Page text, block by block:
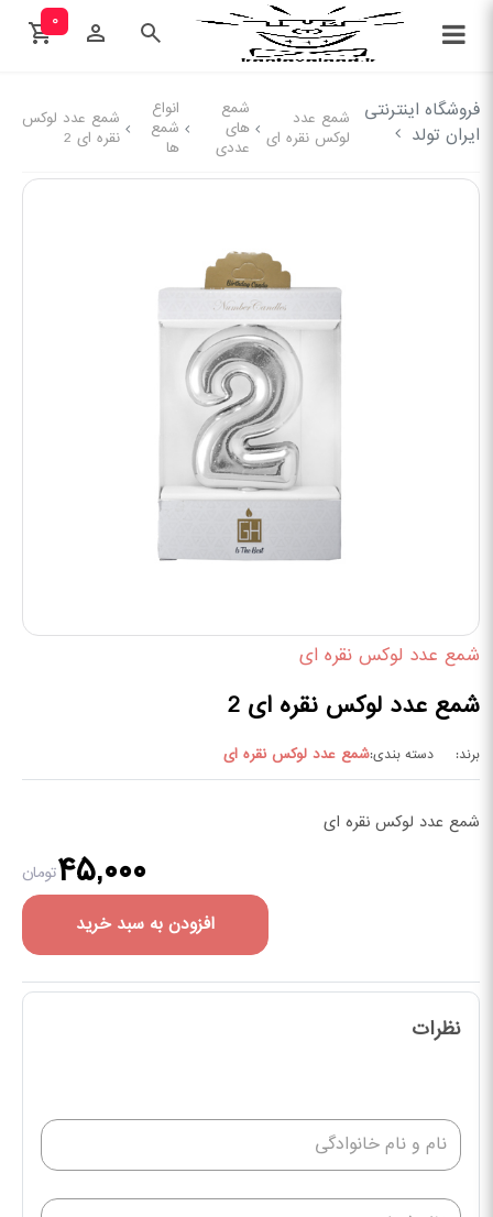
۰
فروشگاه اینترنتی
ایران تولد
شمع عدد
لوکس نقره ای
شمع
های
عددی
انواع
شمع
ها
شمع عدد لوکس
نقره ای 2
شمع عدد لوکس نقره ای
شمع عدد لوکس نقره ای 2
برند: دسته بندی:شمع عدد لوکس نقره ای
شمع عدد لوکس نقره ای
۴۵,۰۰۰تومان
افزودن به سبد خرید
نظرات